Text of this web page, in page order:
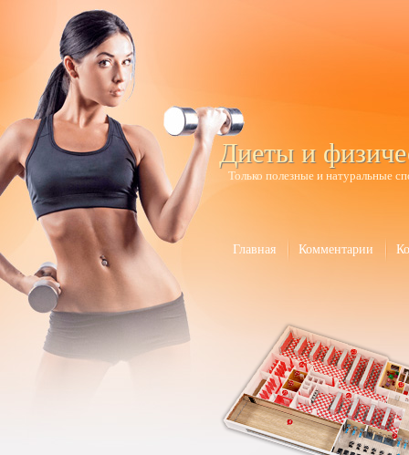
Диеты и
Только полезные и натуральные
Главная Комментарии